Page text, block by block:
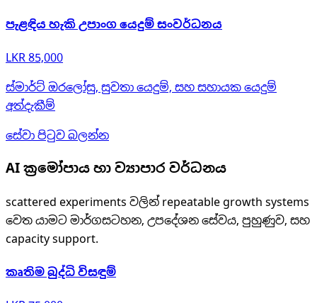
පැළඳිය හැකි උපාංග යෙදුම් සංවර්ධනය
LKR 85,000
ස්මාර්ට් ඔරලෝසු, සුවතා යෙදුම්, සහ සහායක යෙදුම්
අත්දැකීම්
සේවා පිටුව බලන්න
AI ක්‍රමෝපාය හා ව්‍යාපාර වර්ධනය
scattered experiments වලින් repeatable growth systems
වෙත යාමට මාර්ගසටහන, උපදේශන සේවය, පුහුණුව, සහ
capacity support.
කෘතිම බුද්ධි විසඳුම්